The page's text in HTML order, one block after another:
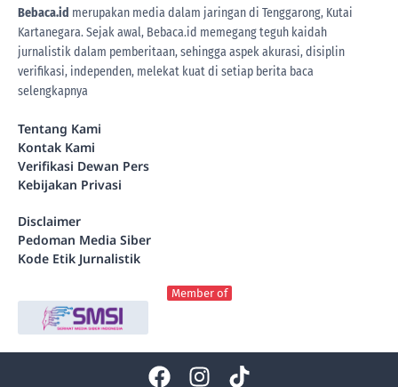
Bebaca.id merupakan media dalam jaringan di Tenggarong, Kutai
Kartanegara. Sejak awal, Bebaca.id memegang teguh kaidah
jurnalistik dalam pemberitaan, sehingga aspek akurasi, disiplin
verifikasi, independen, melekat kuat di setiap berita baca
selengkapnya
Tentang Kami
Kontak Kami
Verifikasi Dewan Pers
Kebijakan Privasi
Disclaimer
Pedoman Media Siber
Kode Etik Jurnalistik
Member of